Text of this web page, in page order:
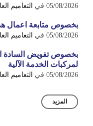
05/08/2026 في التعاميم
بخصوص متابعة اعمال
05/08/2026 في التعاميم
بخصوص تفويض السادة
لمركبات الخدمة الآلية
05/08/2026 في التعاميم
المزيد